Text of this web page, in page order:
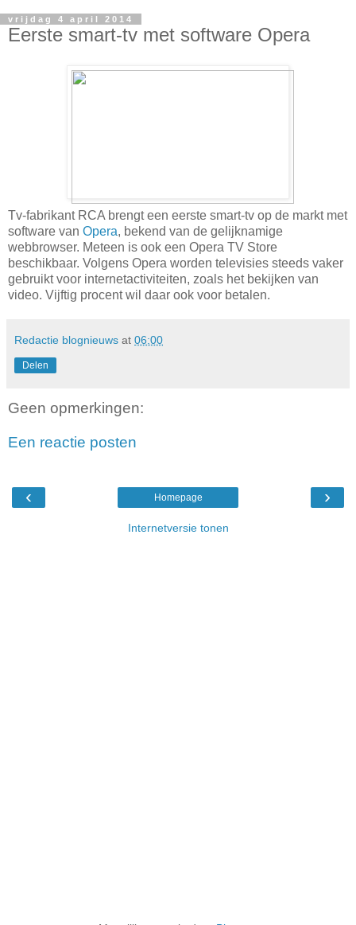
vrijdag 4 april 2014
Eerste smart-tv met software Opera
Tv-fabrikant RCA brengt een eerste smart-tv op de markt met
software van Opera, bekend van de gelijknamige
webbrowser. Meteen is ook een Opera TV Store
beschikbaar. Volgens Opera worden televisies steeds vaker
gebruikt voor internetactiviteiten, zoals het bekijken van
video. Vijftig procent wil daar ook voor betalen.
Redactie blognieuws at 06:00
Delen
Geen opmerkingen:
Een reactie posten
‹ ›
Homepage
Internetversie tonen